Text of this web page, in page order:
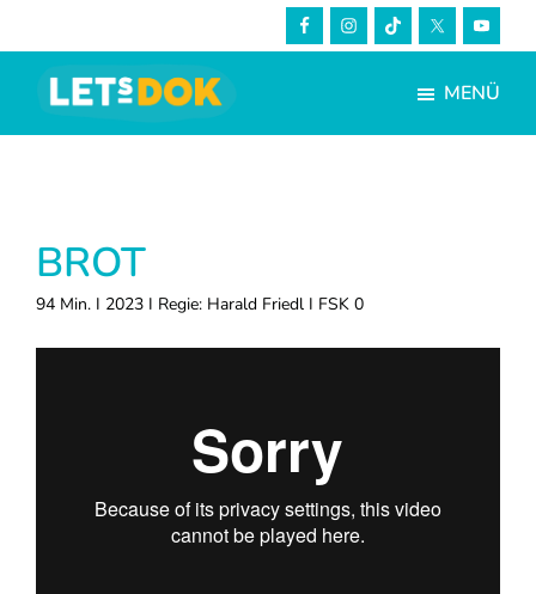
to
content
Fußzeile
springen
LETsDOK
Bundesweite
MENÜ
BROT
94 Min. I 2023 I Regie: Harald Friedl I FSK 0